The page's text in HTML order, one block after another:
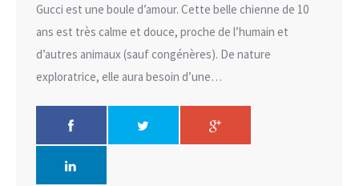
Gucci est une boule d’amour. Cette belle chienne de 10
ans est très calme et douce, proche de l’humain et
d’autres animaux (sauf congénères). De nature
exploratrice, elle aura besoin d’une…